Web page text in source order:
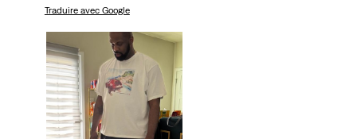
Traduire avec Google